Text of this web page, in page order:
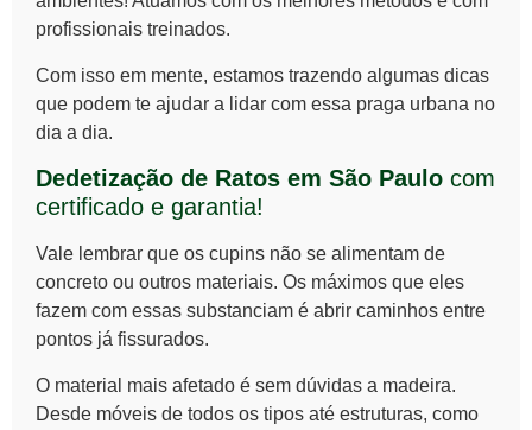
profissionais treinados.
Com isso em mente, estamos trazendo algumas dicas
que podem te ajudar a lidar com essa praga urbana no
dia a dia.
Dedetização de Ratos em São Paulo com
certificado e garantia!
Vale lembrar que os cupins não se alimentam de
concreto ou outros materiais. Os máximos que eles
fazem com essas substanciam é abrir caminhos entre
pontos já fissurados.
O material mais afetado é sem dúvidas a madeira.
Desde móveis de todos os tipos até estruturas, como